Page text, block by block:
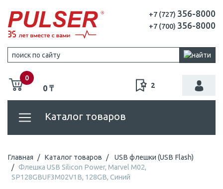
+7 (727) 356-8000
+7 (700) 356-8000
0
0 ₸ 2
Каталог товаров
Главная Каталог товаров
USB флешки (USB Flash)
Флешка USB Silicon Power, Marvel M02,
SP128GBUF3M02V1B, 128GB, Синий